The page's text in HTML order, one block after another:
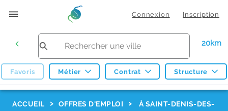
Connexion Inscription
20km
Favoris Métier Contrat Structure
ACCUEIL OFFRES D'EMPLOI
À SAINT-DENIS-DES-